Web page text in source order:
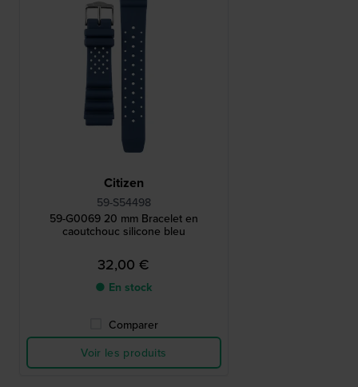
Citizen
59-S54498
59-G0069 20 mm Bracelet en
caoutchouc silicone bleu
32,00 €
● En stock
Comparer
Voir les produits